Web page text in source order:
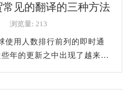
常见的翻译的三种方法
浏览量: 213
使用人数排行前列的即时通
年的更新之中出现了越来越